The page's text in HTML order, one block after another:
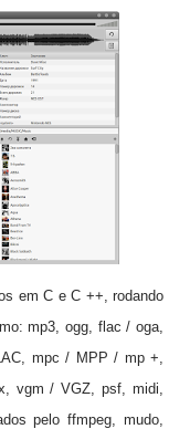
em C e C ++, rodando
mp3, ogg, flac / oga,
mpc / MPP / mp +,
vgm / VGZ, psf, midi,
pelo ffmpeg, mudo,